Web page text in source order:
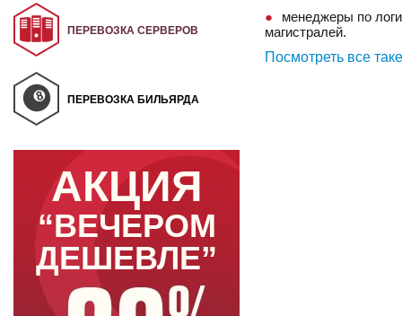
менеджеры по
магистралей.
Посмотреть все
ПЕРЕВОЗКА СЕРВЕРОВ
ПЕРЕВОЗКА БИЛЬЯРДА
АКЦИЯ
“ВЕЧЕРОМ
ДЕШЕВЛЕ”